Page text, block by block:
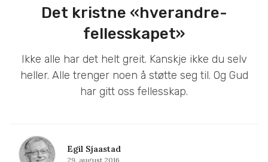
Det kristne «hverandre-
fellesskapet»
Ikke alle har det helt greit. Kanskje ikke du selv
heller. Alle trenger noen å støtte seg til. Og Gud
har gitt oss fellesskap.
Egil Sjaastad
29. august 2016